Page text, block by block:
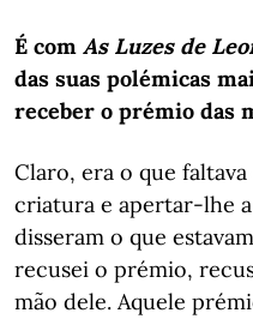
É com As Luzes de
das suas polémicas
receber o prémio das
Claro, era o que
criatura e apertar-lhe
disseram o que
recusei o prémio,
mão dele. Aquele